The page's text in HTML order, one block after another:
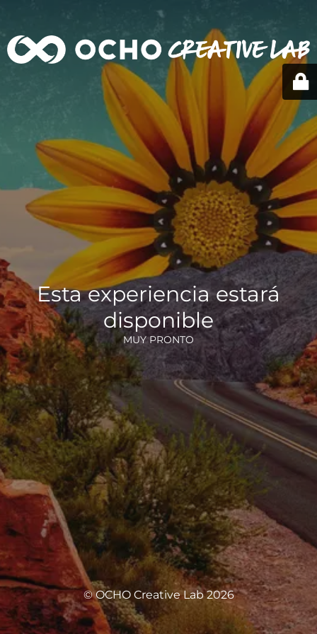
Esta experiencia estará
disponible
MUY PRONTO
© OCHO Creative Lab 2026